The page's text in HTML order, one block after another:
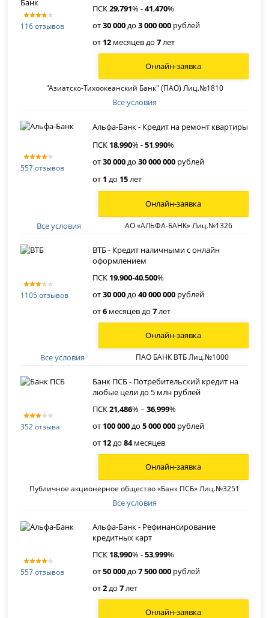
116 отзывов
ПСК29,791% -41,470%
от30 000до3 000 000 рублей
от 12 месяцев до7лет
Все условия
"Азиатско-Тихоокеанский Банк" (ПАО) Лиц.№1810
Онлайн-заявка
557 отзывов
Альфа-Банк - Кредит на ремонт квартиры
ПСК 18,990% -51,990%
от30 000до30 000 000 рублей
от 1 до 15лет
Все условия АО «АЛЬФА-БАНК» Лиц.№1326
Онлайн-заявка
1105 отзывов
ВТБ - Кредит наличными с онлайн
оформлением
ПСК 19,900-40,500%
от30 000до40 000 000 рублей
от6 месяцев до7лет
Все условия ПАО БАНК ВТБ Лиц.№1000
Онлайн-заявка
352 отзыва
Банк ПСБ - Потребительский кредит на
любые цели до 5 млн рублей
ПСК21,486% –36,999%
от 100 000до5 000 000 рублей
от 12до84месяцев
Все условия
Публичное акционерное общество «Банк ПСБ» Лиц.№3251
Онлайн-заявка
557 отзывов
Альфа-Банк - Рефинансирование
кредитных карт
ПСК 18,990% -53,999%
от50 000до7 500 000 рублей
от2до7лет
Онлайн-заявка